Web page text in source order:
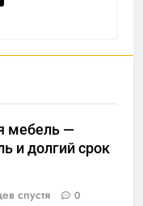
мебель —
и долгий срок
спустя 0